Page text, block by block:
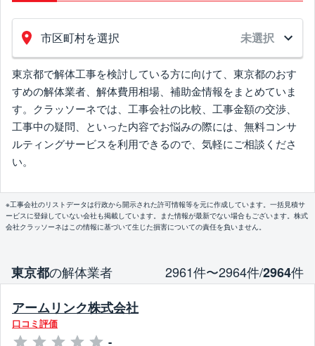
市区町村を選択 未選択
東京都で解体工事を検討している方に向けて、東京都のおす
すめの解体業者、解体費用相場、補助金情報をまとめていま
す。クラッソーネでは、工事会社の比較、工事金額の交渉、
工事中の疑問、といった内容でお悩みの際には、無料コンサ
ルティングサービスを利用できるので、気軽にご相談くださ
い。
※工事会社のリストデータは行政から開示された許可情報等を元に作成しています。一括見積サ
ービスに登録していない会社も掲載しています。また情報が最新でない場合もございます。株式
会社クラッソーネはこの情報に基づいて生じた損害についての責任を負いません。
東京都の解体業者 2961件〜2964件/2964件
アームリンク株式会社
口コミ評価
-